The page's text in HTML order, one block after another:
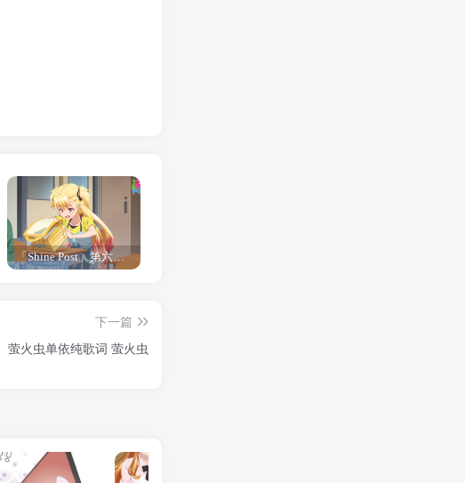
「Shine Post」第六话ED主题曲「Yellow Rose」无字幕MV公开
下一篇
萤火虫单依纯歌词 萤火虫